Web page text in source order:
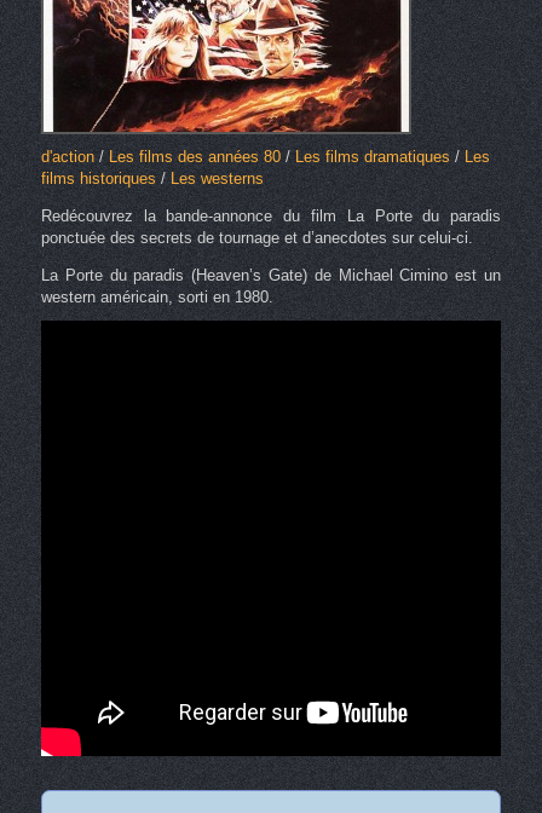
d'action/ Les films des années 80/Les films dramatiques/ Les
films historiques/ Les westerns
Redécouvrez la bande-annonce du film La Porte du paradis
ponctuée des secrets de tournage et d’anecdotes sur celui-ci.
La Porte du paradis (Heaven’s Gate) de Michael Cimino est un
western américain, sorti en 1980.